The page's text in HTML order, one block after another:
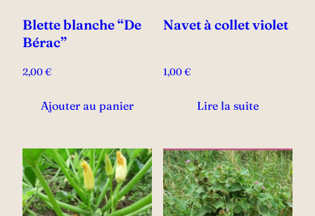
Blette blanche “De
Bérac”
2,00€
Ajouter au panier
Navet à collet violet
1,00€
Lire la suite